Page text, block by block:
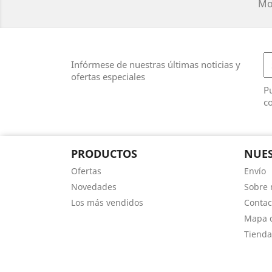
Infórmese de nuestras últimas noticias y
ofertas especiales
PRODUCTOS
Ofertas
Novedades
Los más vendidos
Envío
Sobre
Mapa